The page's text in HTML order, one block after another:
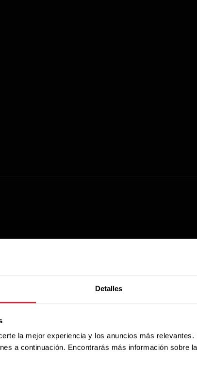
Detalles
la mejor experiencia y los anuncios más
a continuación. Encontrarás más información sobre